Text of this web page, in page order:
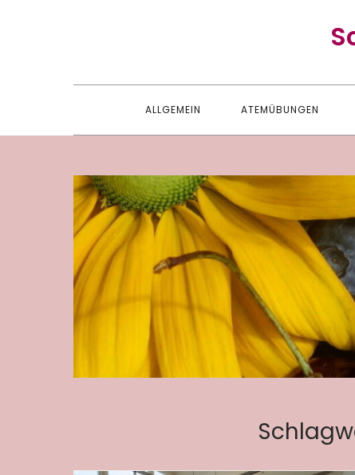
ALLGEMEIN ATEMÜBUNGEN